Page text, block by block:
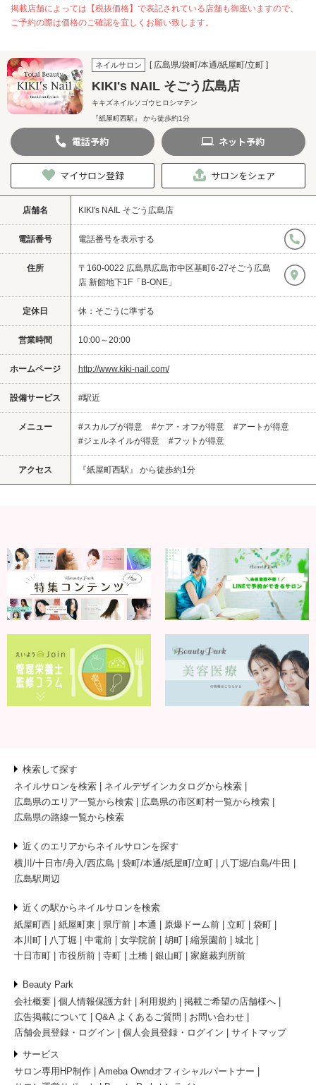
掲載店舗によっては【税抜価格】で表記されている店舗も御座いますので、
ご予約の際は価格のご確認を宜しくお願い致します。
ネイルサロン [ 広島県/袋町/本通/紙屋町/立町 ]
KIKI's NAIL そごう広島店
キキズネイルソゴウヒロシマテン
『紙屋町西駅』 から徒歩約1分
電話予約 ネット予約
マイサロン登録 サロンをシェア
店舗名 KIKI's NAIL そごう広島店
電話番号 電話番号を表示する
住所
〒160-0022 広島県広島市中区基町6-27そごう広島
店 新館地下1F「B-ONE」
定休日 休：そごうに準ずる
営業時間 10:00～20:00
ホームページ http://www.kiki-nail.com/
設備サービス #駅近
メニュー #スカルプが得意 #ケア・オフが得意
#アートが得意
#ジェルネイルが得意
#フットが得意
アクセス 『紙屋町西駅』 から徒歩約1分
検索して探す
ネイルサロンを検索
ネイルデザインカタログから検索
広島県のエリア一覧から検索
広島県の市区町村一覧から検索
広島県の路線一覧から検索
近くのエリアからネイルサロンを探す
横川/十日市/舟入/西広島
袋町/本通/紙屋町/立町
八丁堀/白島/牛田
広島駅周辺
近くの駅からネイルサロンを検索
紙屋町西
紙屋町東 県庁前 本通 原爆ドーム前 立町
袋町
本川町
八丁堀 中電前 女学院前 胡町 縮景園前
城北
十日市町
市役所前 寺町 土橋 銀山町 家庭裁判所前
Beauty Park
会社概要
個人情報保護方針 利用規約
掲載ご希望の店舗様へ
広告掲載について
Q&A よくあるご質問
お問い合わせ
店舗会員登録・ログイン
個人会員登録・ログイン サイトマップ
サービス
サロン専用HP制作
Ameba Owndオフィシャルパートナー